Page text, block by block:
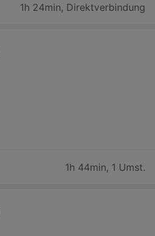
1h 24min, Direktverbindung
1h 44min, 1 Umst.